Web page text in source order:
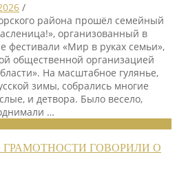
/
района прошёл семейный
организованный в
фестивали «Мир в руках семьи»,
общественной организацией
На масштабное гулянье,
зимы, собрались многие
и детвора. Было весело,
…
ГОВОРИЛИ О